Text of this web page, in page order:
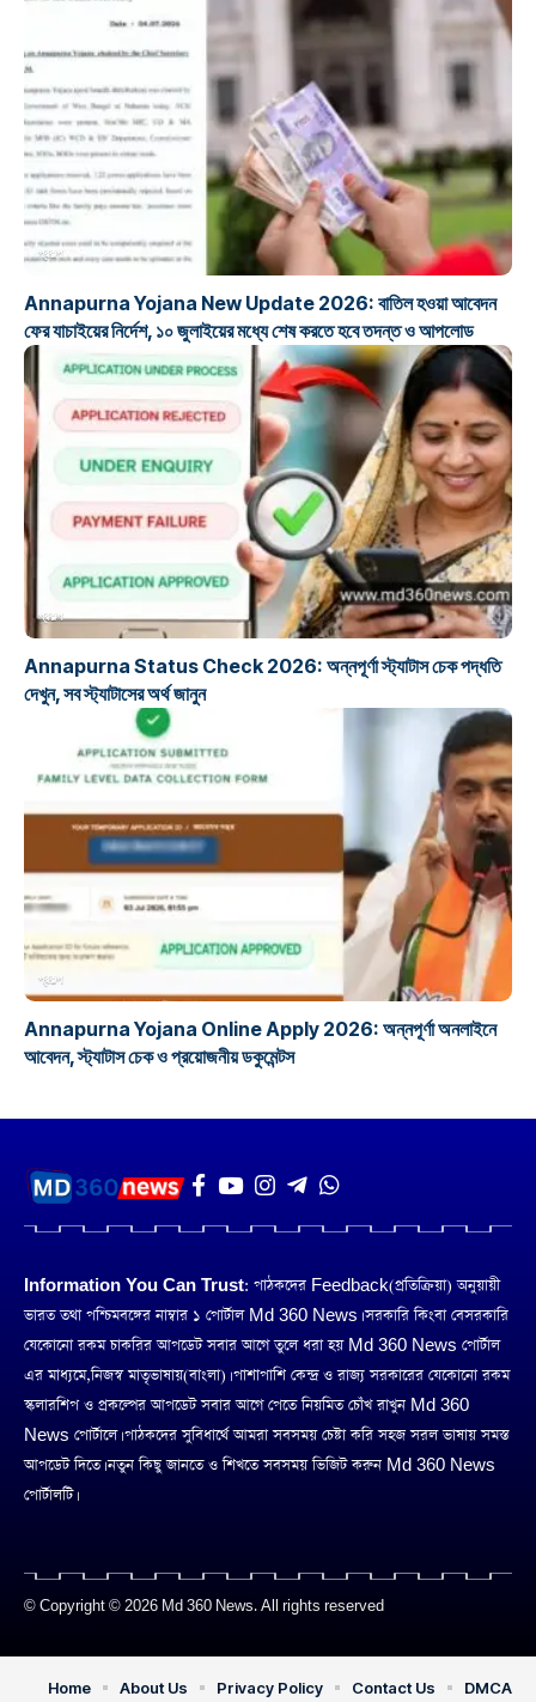
প্রকল্প
Annapurna Yojana New Update 2026: বাতিল হওয়া আবেদন
ফের যাচাইয়ের নির্দেশ, ১০ জুলাইয়ের মধ্যে শেষ করতে হবে তদন্ত ও আপলোড
প্রকল্প
Annapurna Status Check 2026: অন্নপূর্ণা স্ট্যাটাস চেক পদ্ধতি
দেখুন, সব স্ট্যাটাসের অর্থ জানুন
প্রকল্প
Annapurna Yojana Online Apply 2026: অন্নপূর্ণা অনলাইনে
আবেদন, স্ট্যাটাস চেক ও প্রয়োজনীয় ডকুমেন্টস
Information You Can Trust: পাঠকদের Feedback(প্রতিক্রিয়া) অনুয়ায়ী
ভারত তথা পশ্চিমবঙ্গের নাম্বার ১ পোর্টাল Md 360 News। সরকারি কিংবা বেসরকারি
যেকোনো রকম চাকরির আপডেট সবার আগে তুলে ধরা হয় Md 360 News পোর্টাল
এর মাধ্যমে,নিজস্ব মাতৃভাষায়(বাংলা)। পাশাপাশি কেন্দ্র ও রাজ্য সরকারের যেকোনো রকম
স্কলারশিপ ও প্রকল্পের আপডেট সবার আগে পেতে নিয়মিত চোঁখ রাখুন Md 360
News পোর্টালে। পাঠকদের সুবিধার্থে আমরা সবসময় চেষ্টা করি সহজ সরল ভাষায় সমস্ত
আপডেট দিতে। নতুন কিছু জানতে ও শিখতে সবসময় ভিজিট করুন Md 360 News
পোর্টালটি।
© Copyright © 2026 Md 360 News. All rights reserved
Home About Us Privacy Policy Contact Us DMCA